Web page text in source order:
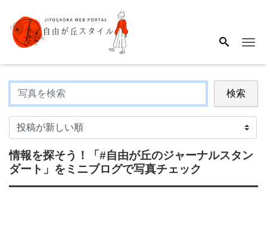
検索
情報を探そう！
「#自由が丘のジャーナルスタン
ダート」 をミニブログで写真チェック